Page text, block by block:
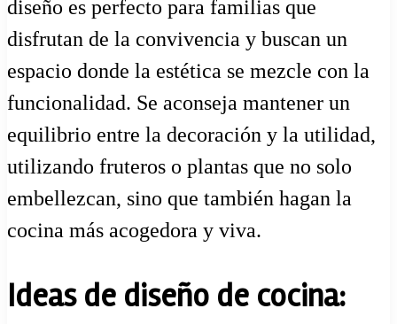
diseño es perfecto para familias que
disfrutan de la convivencia y buscan un
espacio donde la estética se mezcle con la
funcionalidad. Se aconseja mantener un
equilibrio entre la decoración y la utilidad,
utilizando fruteros o plantas que no solo
embellezcan, sino que también hagan la
cocina más acogedora y viva.
Ideas de diseño de cocina: